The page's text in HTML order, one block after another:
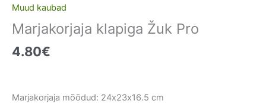
Muud kaubad
Marjakorjaja klapiga Žuk Pro
4.80€
Marjakorjaja mõõdud: 24х23х16.5 cm